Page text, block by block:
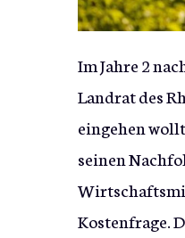
Im Jahre 2
Landrat des
eingehen
seinen
Kostenfrage.